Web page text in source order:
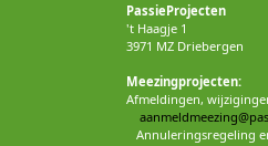
PassieProjecten
't Haagje 1
3971 MZ Driebergen
Meezingprojecten:
Afmeldingen,
Annuleringsregeling